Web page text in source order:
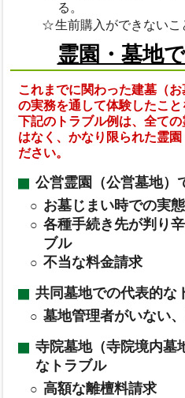
る。
生前購入ができないこ
霊園・墓地
これまでに関わった建墓（
の実務を通して体験したこと
下記のトラブル例は、全て
はなく、かなり限られた霊
ださい。
公営霊園（公営墓地）
お墓じまい時での実
各種手続き先が判り
ブル
不当な料金請求
共同墓地での代表的な
墓地管理者がいない
寺院墓地（寺院境内墓
なトラブル
高額な離檀料請求